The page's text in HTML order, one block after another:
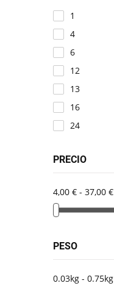
1
4
6
12
13
16
24
PRECIO
4,00 € - 37,00 €
PESO
0.03kg - 0.75kg